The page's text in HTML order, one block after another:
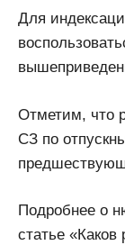
Для
Отметим, что
СЗ по
Подробнее о
статье